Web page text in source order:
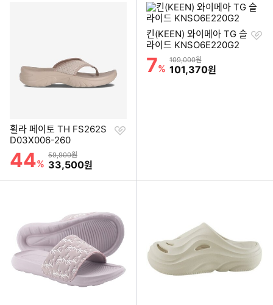
휠라 페이토 TH FS262S
D03X006-260
할인률
44%
상품금액
59,900원
할인금액
33,500원
찜
킨(KEEN) 와이메아 TG 슬
라이드 KNSO6E220G2
할인률
7%
상품금액
109,000원
할인금액
101,370원
찜